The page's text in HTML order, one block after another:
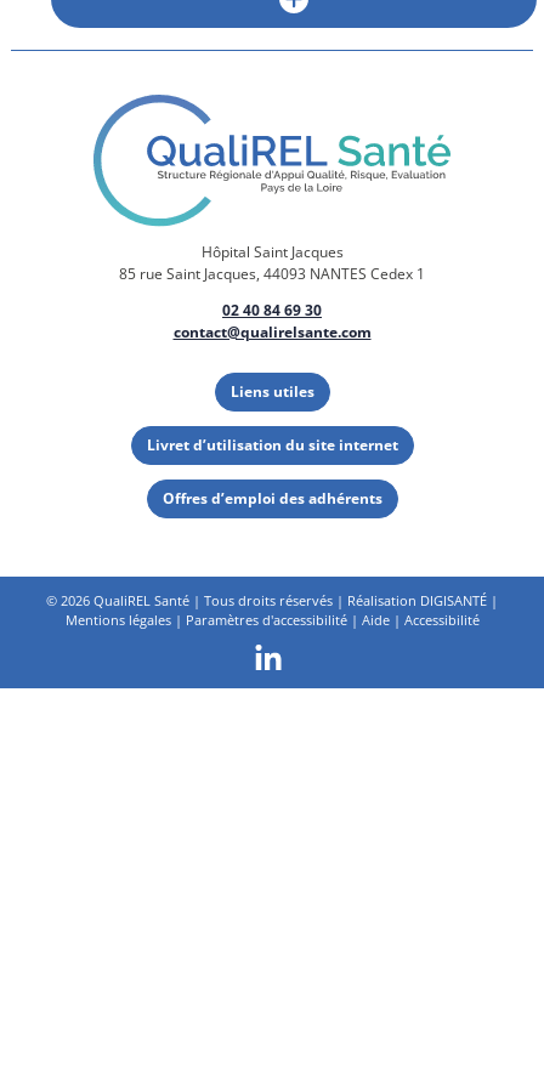
Hôpital Saint Jacques
85 rue Saint Jacques, 44093 NANTES Cedex 1
02 40 84 69 30
contact@qualirelsante.com
Liens utiles
Livret d’utilisation du site internet
Offres d’emploi des adhérents
© 2026 QualiREL Santé | Tous droits réservés | Réalisation DIGISANTÉ |
Mentions légales| Paramètres d'accessibilité| Aide| Accessibilité